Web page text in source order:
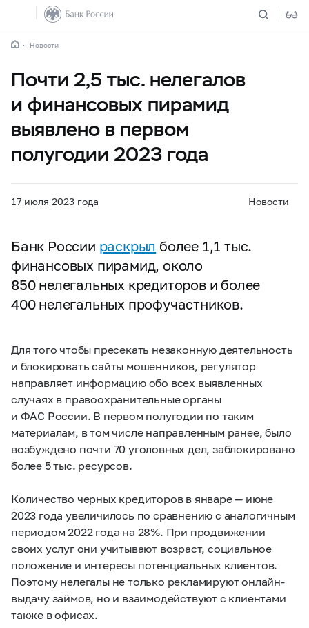
Новости
Почти 2,5 тыс. нелегалов
и финансовых пирамид
выявлено в первом
полугодии 2023 года
17 июля 2023 года Новости
Банк России раскрыл более 1,1 тыс.
финансовых пирамид, около
850 нелегальных кредиторов и более
400 нелегальных профучастников.
Для того чтобы пресекать незаконную деятельность
и блокировать сайты мошенников, регулятор
направляет информацию обо всех выявленных
случаях в правоохранительные органы
и ФАС России. В первом полугодии по таким
материалам, в том числе направленным ранее, было
возбуждено почти 70 уголовных дел, заблокировано
более 5 тыс. ресурсов.
Количество черных кредиторов в январе — июне
2023 года увеличилось по сравнению с аналогичным
периодом 2022 года на 28%. При продвижении
своих услуг они учитывают возраст, социальное
положение и интересы потенциальных клиентов.
Поэтому нелегалы не только рекламируют онлайн-
выдачу займов, но и взаимодействуют с клиентами
также в офисах.